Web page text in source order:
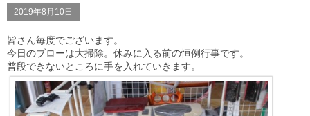
2019年8月10日
皆さん毎度でございます。
今日のブローは大掃除。休みに入る前の恒例行事です。
普段できないところに手を入れていきます。